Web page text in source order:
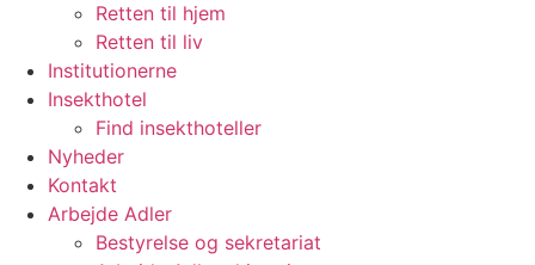
Retten til hjem
Retten til liv
Institutionerne
Insekthotel
Find insekthoteller
Nyheder
Kontakt
Arbejde Adler
Bestyrelse og sekretariat